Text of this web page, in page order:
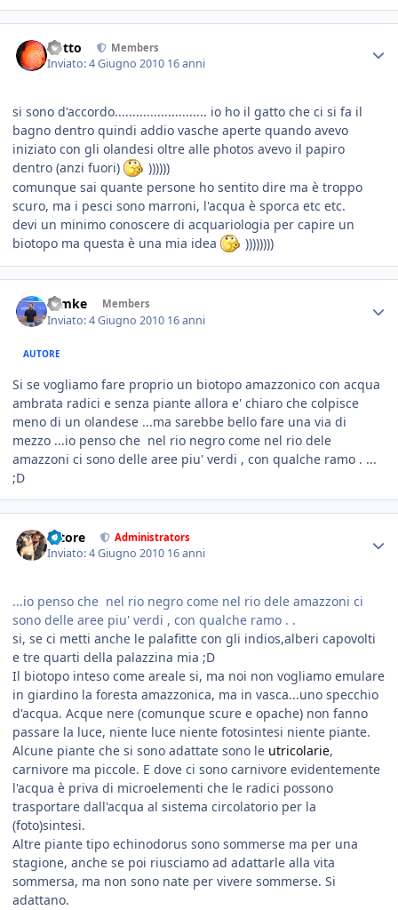
dotto Members
Inviato:4 Giugno 2010 16 anni
si sono d'accordo.......................... io ho il gatto che ci si fa il
bagno dentro quindi addio vasche aperte quando avevo
iniziato con gli olandesi oltre alle photos avevo il papiro
dentro (anzi fuori)
))))))
comunque sai quante persone ho sentito dire ma è troppo
scuro, ma i pesci sono marroni, l'acqua è sporca etc etc.
devi un minimo conoscere di acquariologia per capire un
biotopo ma questa è una mia idea
))))))))
ramke Members
Inviato:4 Giugno 2010 16 anni
AUTORE
Si se vogliamo fare proprio un biotopo amazzonico con acqua
ambrata radici e senza piante allora e' chiaro che colpisce
meno di un olandese ...ma sarebbe bello fare una via di
mezzo ...io penso che nel rio negro come nel rio dele
amazzoni ci sono delle aree piu' verdi , con qualche ramo . ...
;D
tatore Administrators
Inviato:4 Giugno 2010 16 anni
...io penso che nel rio negro come nel rio dele amazzoni ci
sono delle aree piu' verdi , con qualche ramo . .
si, se ci metti anche le palafitte con gli indios,alberi capovolti
e tre quarti della palazzina mia ;D
Il biotopo inteso come areale si, ma noi non vogliamo emulare
in giardino la foresta amazzonica, ma in vasca...uno specchio
d'acqua. Acque nere (comunque scure e opache) non fanno
passare la luce, niente luce niente fotosintesi niente piante.
Alcune piante che si sono adattate sono le utricolarie,
carnivore ma piccole. E dove ci sono carnivore evidentemente
l'acqua è priva di microelementi che le radici possono
trasportare dall'acqua al sistema circolatorio per la
(foto)sintesi.
Altre piante tipo echinodorus sono sommerse ma per una
stagione, anche se poi riusciamo ad adattarle alla vita
sommersa, ma non sono nate per vivere sommerse. Si
adattano.